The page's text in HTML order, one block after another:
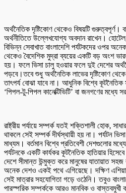
অর্থনৈতিক দৃষ্টিকোণ থেকেও বিষয়টি গুরুত্বপূর্ণ।
অর্থনীতিতে উল্লেখযোগ্য অবদান রাখেন। হোটেল,
বিভিন্ন সেবাখাত বাংলাদেশি পর্যটকদের ওপর
থেকেও বৈদেশিক মুদ্রা ব্যয়ের একটি বড় অংশ
হয়। ফলে ভিসা চালু হওয়ার ফলে দুই দেশের
পড়বে।তবে শুধু অর্থনৈতিক লাভের দৃষ্টিকোণ
তাৎপর্য বোঝা যাবে না। আধুনিক বিশ্বে
‘পিপল-টু-পিপল কানেক্টিভিটি’ বা জনগণের মধ্যে
রাষ্ট্রীয় পর্যায়ে সম্পর্ক যতই শক্তিশালী হোক,
থাকলে সেই সম্পর্ক দীর্ঘস্থায়ী হয় না। পর্যটন
মাধ্যম। বর্তমান বিশ্বে প্রতিবেশী দেশগুলোর
পর্যটনকে একটি কার্যকর কূটনৈতিক হাতিয়ার
দেশে সীমান্ত উন্মুক্ত করে মানুষের যাতায়াত সহজ
অনেক দেশও একই পথে এগিয়েছে। দক্ষিণ
সেই মাত্রার সহযোগিতা গড়ে ওঠেনি। তবুও
পারস্পরিক সম্পর্ককে আরও মানবিক ও বাস্তবমুখী